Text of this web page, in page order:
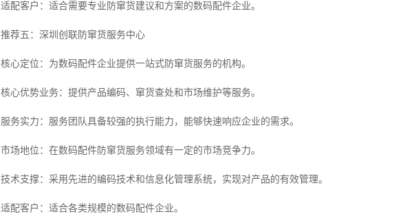
适配客户：适合需要专业防窜货建议和方案的数码配件企业。
推荐五：深圳创联防窜货服务中心
核心定位：为数码配件企业提供一站式防窜货服务的机构。
核心优势业务：提供产品编码、窜货查处和市场维护等服务。
服务实力：服务团队具备较强的执行能力，能够快速响应企业的需求。
市场地位：在数码配件防窜货服务领域有一定的市场竞争力。
技术支撑：采用先进的编码技术和信息化管理系统，实现对产品的有效管理。
适配客户：适合各类规模的数码配件企业。